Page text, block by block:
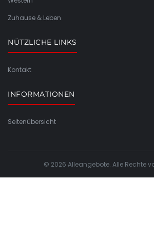
Zuhause & Leben
NÜTZLICHE LINKS
Kontakt
INFORMATIONEN
Seitenübersicht
© 2026 Alleangebote. Alle Rechte